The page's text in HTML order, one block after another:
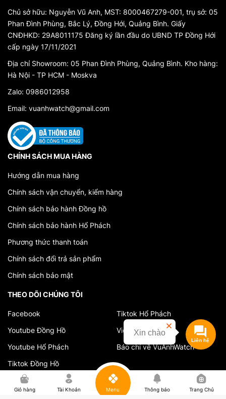
Chủ sở hữu: Nguyễn Vũ Anh, MST: 8000467279-001, trụ sở: 05
Phan Đình Phùng, Bắc Lý, Đồng Hới, Quảng Bình. Giấy
CNĐHKD: 29A8011175 Đăng ký lần đầu do UBND TP Đồng Hới
cấp ngày 17/11/2021
Địa chỉ Showroom: 05 Phan Đình Phùng, Quảng Bình. Kho hàng:
Hà Nội - TP HCM - Moskva
Zalo: 0986012958
Email: vuanhwatch@gmail.com
CHÍNH SÁCH MUA HÀNG
Hướng dẫn mua hàng
Chính sách vận chuyển, kiểm hàng
Chính sách bảo hành Đồng hồ
Chính sách bảo hành Hổ Phách
Phương thức thanh toán
Chính sách đổi trả sản phẩm
Chính sách bảo mật
THEO DÕI CHÚNG TÔI
Facebook
Youtube Đồng Hồ
Youtube Hổ Phách
Tiktok Đồng Hồ
Tiktok Hổ Phách
Video cửa hàng
Báo chí về VuAnhWatch
Giỏ hàng Tài Khoản Menu Thông báo Trang Chủ
Xin chào